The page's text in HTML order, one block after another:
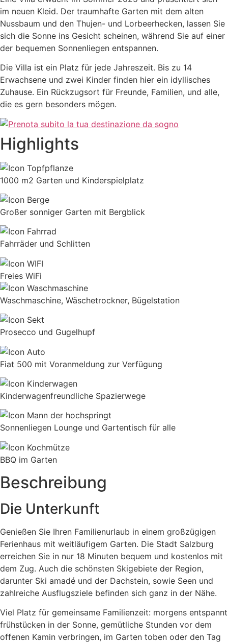
im neuen Kleid. Der traumhafte Garten mit dem alten
Nussbaum und den Thujen- und Lorbeerhecken, lassen Sie
sich die Sonne ins Gesicht scheinen, während Sie auf einer
der bequemen Sonnenliegen entspannen.
Die Villa ist ein Platz für jede Jahreszeit. Bis zu 14
Erwachsene und zwei Kinder finden hier ein idyllisches
Zuhause. Ein Rückzugsort für Freunde, Familien, und alle,
die es gern besonders mögen.
Highlights
1000 m2 Garten und Kinderspielplatz
Großer sonniger Garten mit Bergblick
Fahrräder und Schlitten
Freies WiFi
Waschmaschine, Wäschetrockner, Bügelstation
Prosecco und Gugelhupf
Fiat 500 mit Voranmeldung zur Verfügung
Kinderwagen­freundliche Spazierwege
Sonnenliegen Lounge und Gartentisch für alle
BBQ im Garten
Beschreibung
Die Unterkunft
Genießen Sie Ihren Familienurlaub in einem großzügigen
Ferienhaus mit weitläufigem Garten. Die Stadt Salzburg
erreichen Sie in nur 18 Minuten bequem und kostenlos mit
dem Zug. Auch die schönsten Skigebiete der Region,
darunter Ski amadé und der Dachstein, sowie Seen und
zahlreiche Ausflugsziele befinden sich ganz in der Nähe.
Viel Platz für gemeinsame Familienzeit: morgens entspannt
frühstücken in der Sonne, gemütliche Stunden vor dem
offenen Kamin verbringen, im Garten toben oder den Tag